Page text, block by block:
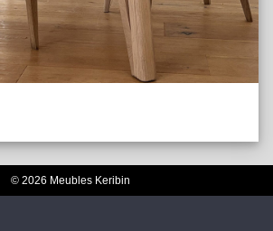
© 2026 Meubles Keribin